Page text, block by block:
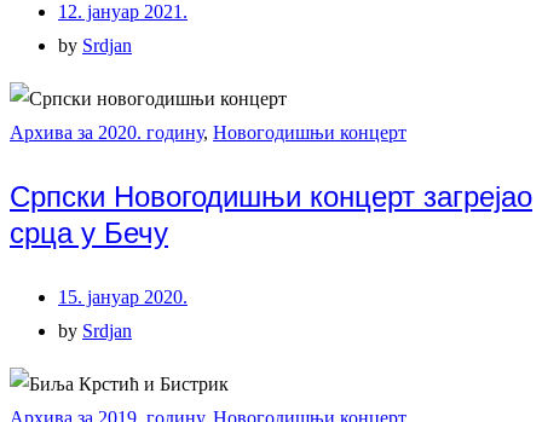
12. јануар 2021.
by Srdjan
Архива за 2020. годину, Новогодишњи концерт
Српски Новогодишњи концерт загрејао
срца у Бечу
15. јануар 2020.
by Srdjan